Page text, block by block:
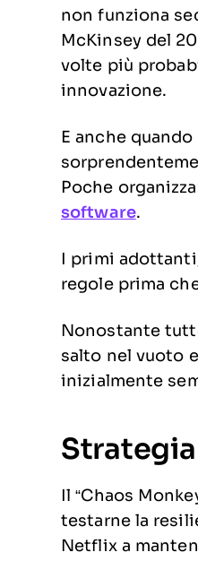
non funziona
McKinsey del
volte più
innovazione.
E anche
Poche
software.
I primi
regole prima
Nonostante
salto nel vuoto
inizialmente
Il “Chaos
testarne la
Netflix a